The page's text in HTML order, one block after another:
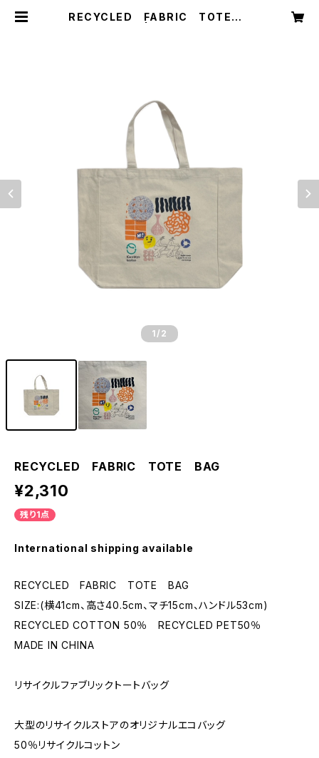
RECYCLED FABRIC TOTE B
1 /2
RECYCLED FABRIC TOTE BAG
¥2,310
残り1点
International shipping available
RECYCLED FABRIC TOTE BAG
SIZE:(横41cm、高さ40.5cm、マチ15cm、ハンドル53cm)
RECYCLED COTTON 50％ RECYCLED PET50％
MADE IN CHINA
リサイクルファブリックトートバッグ
大型のリサイクルストアのオリジナルエコバッグ
50％リサイクルコットン